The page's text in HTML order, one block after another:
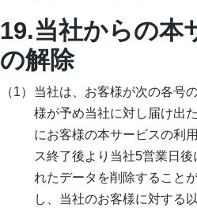
19.当社からの本
の解除
当社は、お客様が次の各号
様が予め当社に対し届け出
にお客様の本サービスの利
ス終了後より当社5営業日
れたデータを削除すること
し、当社のお客様に対する